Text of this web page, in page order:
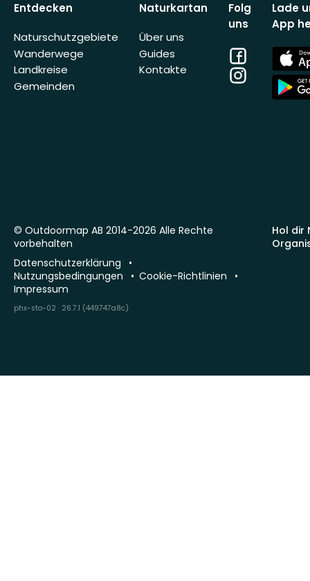
Entdecken
Naturschutzgebiete
Wanderwege
Landkreise
Gemeinden
Naturkartan
Über uns
Guides
Kontakte
Folg
uns
Facebook
Instagram
Lade
App
App
Store
App
Store
Hol dir
© Outdoormap AB 2014-2026 Alle Rechte
vorbehalten
Datenschutzerklärung
Nutzungsbedingungen
Cookie-Richtlinien
Impressum
phx-sto-02 · 26.7.1 (449747a8c)